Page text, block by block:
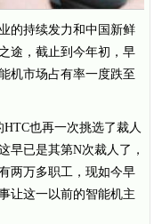
的持续发力和中国新鲜
途，截止到今年初，早
机市场占有率一度跌至
也再一次挑选了裁人
早已是其第N次裁人了，
两万多职工，现如今早
让这一以前的智能机主